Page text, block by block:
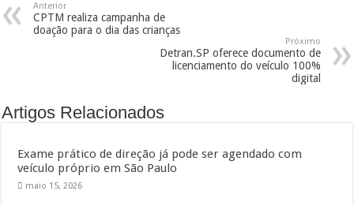
Anterior
CPTM realiza campanha de
doação para o dia das crianças
Próximo
Detran.SP oferece documento de
licenciamento do veículo 100%
digital
Artigos Relacionados
Exame prático de direção já pode ser agendado com
veículo próprio em São Paulo
maio 15, 2026